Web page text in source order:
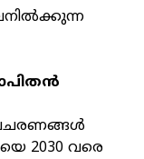
2030 വരെ